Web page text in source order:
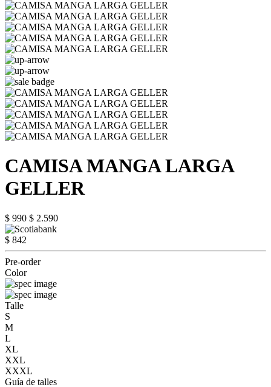
CAMISA MANGA LARGA
GELLER
$ 990 $ 2.590
$ 842
Pre-order
Color
Talle
S
M
L
XL
XXL
XXXL
Guía de talles